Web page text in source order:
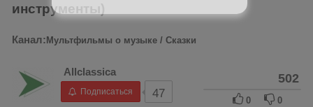
инструменты)
Канал: Мультфильмы о музыке / Сказки
Allclassica
Подписаться 47
502
0 0